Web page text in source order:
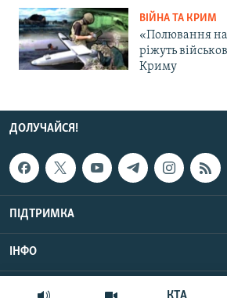
ВІЙНА ТА КРИМ
«Полювання
ріжуть
Криму
ДОЛУЧАЙСЯ!
ПІДТРИМКА
ІНФО
© Крим.Реалії, 2026 |